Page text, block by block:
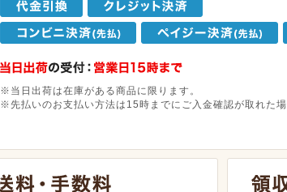
※当日出荷は在庫がある商品に限ります。
※先払いのお支払い方法は15時までにご入金確認が取れた場